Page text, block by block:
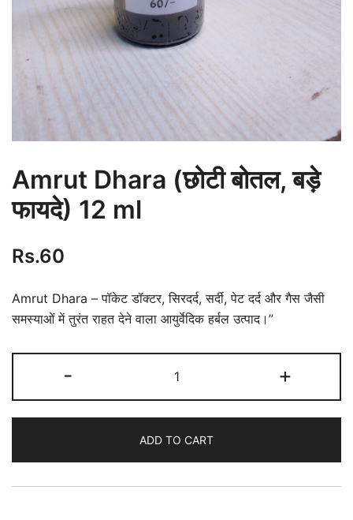
Amrut Dhara (छोटी बोतल, बड़े
फायदे) 12 ml
Rs.60
Amrut Dhara – पॉकेट डॉक्टर, सिरदर्द, सर्दी, पेट दर्द और गैस जैसी
समस्याओं में तुरंत राहत देने वाला आयुर्वेदिक हर्बल उत्पाद।”
-
Dhara
(छोटी
बड़े
फायदे)
12
+
ADD TO CART